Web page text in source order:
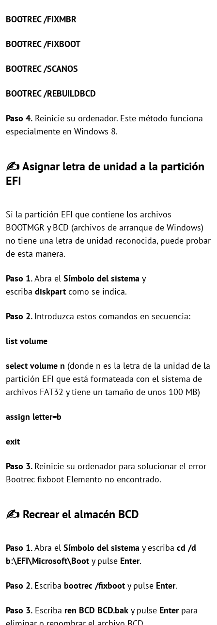
BOOTREC /FIXMBR
BOOTREC /FIXBOOT
BOOTREC /SCANOS
BOOTREC /REBUILDBCD
Paso 4. Reinicie su ordenador. Este método funciona
especialmente en Windows 8.
✍ Asignar letra de unidad a la partición
EFI
Si la partición EFI que contiene los archivos
BOOTMGR y BCD (archivos de arranque de Windows)
no tiene una letra de unidad reconocida, puede probar
de esta manera.
Paso 1.Abra el Símbolo del sistema y
escriba diskpart como se indica.
Paso 2. Introduzca estos comandos en secuencia:
list volume
select volume n (donde n es la letra de la unidad de la
partición EFI que está formateada con el sistema de
archivos FAT32 y tiene un tamaño de unos 100 MB)
assign letter=b
exit
Paso 3. Reinicie su ordenador para solucionar el error
Bootrec fixboot Elemento no encontrado.
✍ Recrear el almacén BCD
Paso 1.Abra el Símbolo del sistema y escriba cd /d
b:\EFI\Microsoft\Boot y pulse Enter.
Paso 2. Escriba bootrec /fixboot y pulse Enter.
Paso 3. Escriba ren BCD BCD.bak y pulse Enterpara